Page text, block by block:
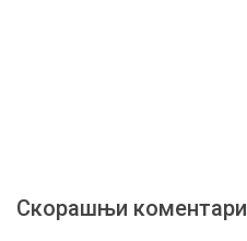
Скорашњи коментари